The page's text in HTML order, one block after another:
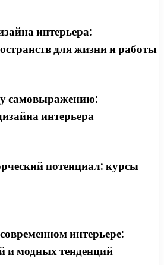
интерьера:
для жизни и работы
самовыражению:
интерьера
потенциал: курсы
интерьере:
и модных тенденций